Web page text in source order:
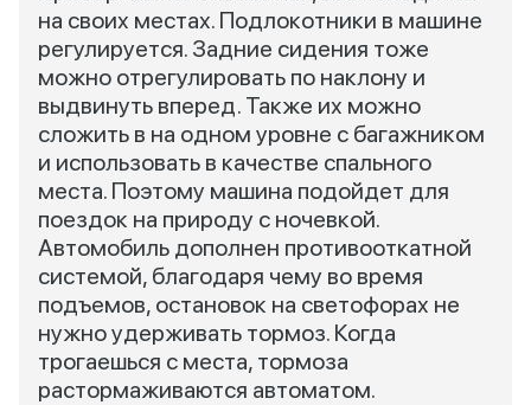
на своих местах. Подлокотники в машине
регулируется. Задние сидения тоже
можно отрегулировать по наклону и
выдвинуть вперед. Также их можно
сложить в на одном уровне с багажником
и использовать в качестве спального
места. Поэтому машина подойдет для
поездок на природу с ночевкой.
Автомобиль дополнен противооткатной
системой, благодаря чему во время
подъемов, остановок на светофорах не
нужно удерживать тормоз. Когда
трогаешься с места, тормоза
растормаживаются автоматом.